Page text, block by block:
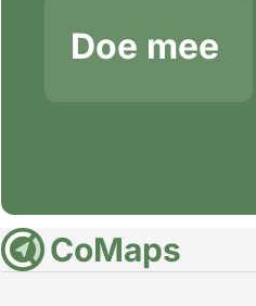
Doe mee
DE CoMaps